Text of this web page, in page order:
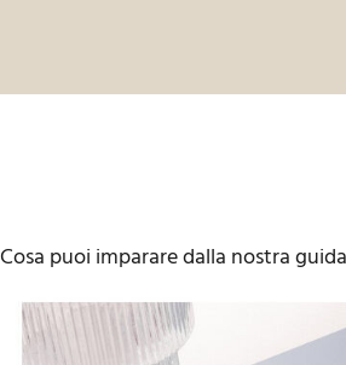
Cosa puoi imparare dalla nostra